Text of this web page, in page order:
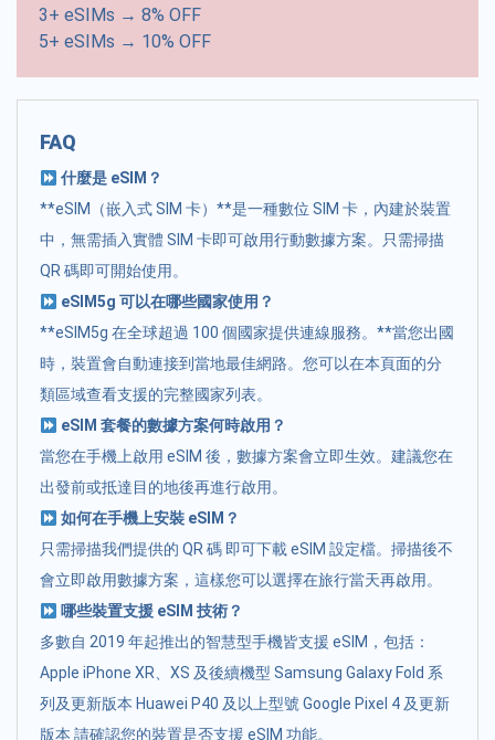
3+ eSIMs → 8% OFF
5+ eSIMs → 10% OFF
FAQ
什麼是 eSIM？
**eSIM（嵌入式 SIM 卡）**是一種數位 SIM 卡，內建於裝置
中，無需插入實體 SIM 卡即可啟用行動數據方案。只需掃描
QR 碼即可開始使用。
eSIM5g 可以在哪些國家使用？
**eSIM5g 在全球超過 100 個國家提供連線服務。**當您出國
時，裝置會自動連接到當地最佳網路。您可以在本頁面的分
類區域查看支援的完整國家列表。
eSIM 套餐的數據方案何時啟用？
當您在手機上啟用 eSIM 後，數據方案會立即生效。建議您在
出發前或抵達目的地後再進行啟用。
如何在手機上安裝 eSIM？
只需掃描我們提供的 QR 碼 即可下載 eSIM 設定檔。掃描後不
會立即啟用數據方案，這樣您可以選擇在旅行當天再啟用。
哪些裝置支援 eSIM 技術？
多數自 2019 年起推出的智慧型手機皆支援 eSIM，包括：
Apple iPhone XR、XS 及後續機型 Samsung Galaxy Fold 系
列及更新版本 Huawei P40 及以上型號 Google Pixel 4 及更新
版本 請確認您的裝置是否支援 eSIM 功能。